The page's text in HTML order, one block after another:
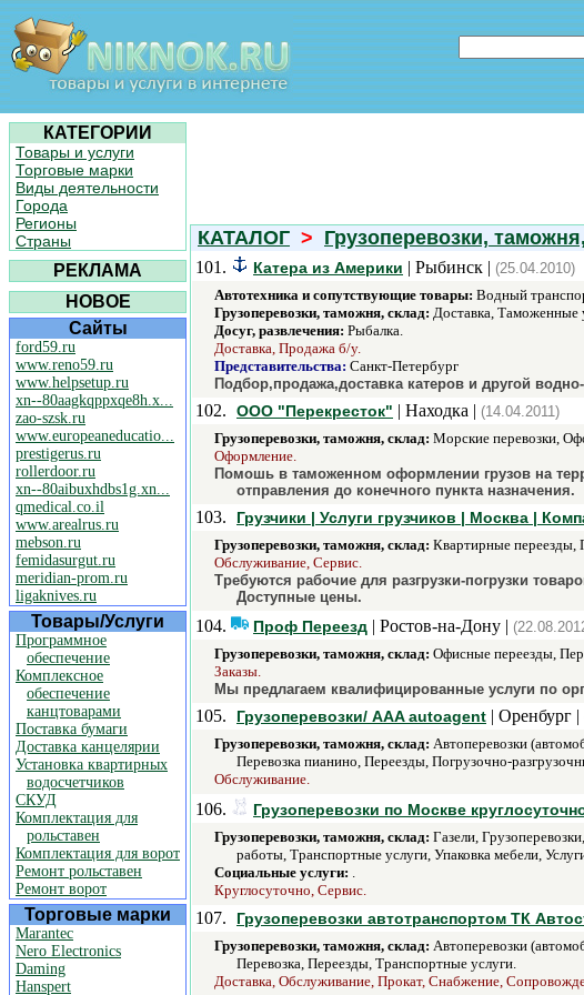
КАТЕГОРИИ
Товары и услуги
Торговые марки
Виды деятельности
Города
Регионы
Страны
РЕКЛАМА
НОВОЕ
Сайты
ford59.ru
www.reno59.ru
www.helpsetup.ru
xn--80aagkqppxqe8h.x...
zao-szsk.ru
www.europeaneducatio...
prestigerus.ru
rollerdoor.ru
xn--80aibuxhdbs1g.xn...
qmedical.co.il
www.arealrus.ru
mebson.ru
femidasurgut.ru
meridian-prom.ru
ligaknives.ru
Товары/Услуги
Программное
обеспечение
Комплексное
обеспечение
канцтоварами
Поставка бумаги
Доставка канцелярии
Установка квартирных
водосчетчиков
СКУД
Комплектация для
рольставен
Комплектация для ворот
Ремонт рольставен
Ремонт ворот
Торговые марки
Marantec
Nero Electronics
Daming
Hanspert
КАТАЛОГ > Грузоперевозки,
101.
Катера из Америки | Рыбинск | (25.04.2010)
Автотехника и сопутствующие товары: Водный
Грузоперевозки, таможня, склад: Доставка, Таможенные
Досуг, развлечения: Рыбалка.
Доставка, Продажа б/у.
Представительства: Санкт-Петербург
Подбор,продажа,доставка катеров и другой
102. ООО "Перекресток" | Находка | (14.04.2011)
Грузоперевозки, таможня, склад: Морские перевозки,
Оформление.
Помошь в таможенном оформлении грузов на
отправления до конечного пункта назначения.
103. Грузчики | Услуги грузчиков | Москва |
Грузоперевозки, таможня, склад: Квартирные переезды,
Обслуживание, Сервис.
Требуются рабочие для разгрузки-погрузки
Доступные цены.
104. Проф Переезд | Ростов-на-Дону |
Грузоперевозки, таможня, склад: Офисные переезды,
Заказы.
Мы предлагаем квалифицированные услуги по
105. Грузоперевозки/ AAA autoagent | Оренбург |
Грузоперевозки, таможня, склад: Автоперевозки
Перевозка пианино, Переезды, Погрузочно-
Обслуживание.
106. Грузоперевозки по Москве
Грузоперевозки, таможня, склад: Газели,
работы, Транспортные услуги, Упаковка мебели,
Социальные услуги: .
Круглосуточно, Сервис.
107. Грузоперевозки автотранспортом ТК
Грузоперевозки, таможня, склад: Автоперевозки
Перевозка, Переезды, Транспортные услуги.
Доставка, Обслуживание, Прокат, Снабжение,